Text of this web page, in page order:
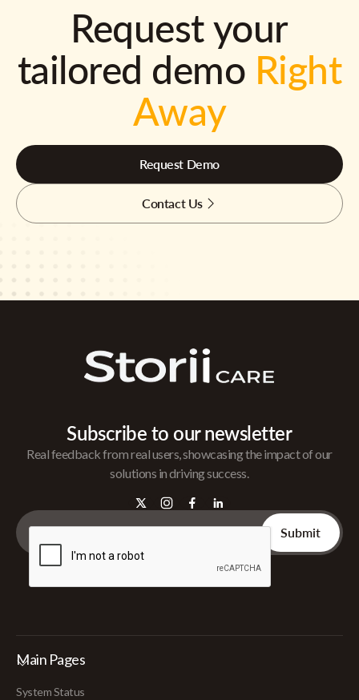
Request your
tailored demo Right
Away
Request Demo
Contact Us
Subscribe to our newsletter
Real feedback from real users, showcasing the impact of our
solutions in driving success.
Main Pages
System Status